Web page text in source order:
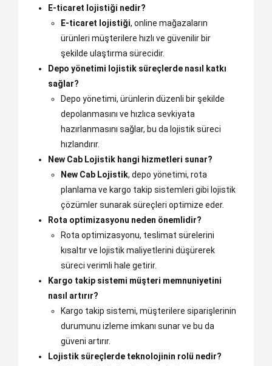
E-ticaret lojistiği nedir?
E-ticaret lojistiği, online mağazaların
ürünleri müşterilere hızlı ve güvenilir bir
şekilde ulaştırma sürecidir.
Depo yönetimi lojistik süreçlerde nasıl katkı
sağlar?
Depo yönetimi, ürünlerin düzenli bir şekilde
depolanmasını ve hızlıca sevkiyata
hazırlanmasını sağlar, bu da lojistik süreci
hızlandırır.
New Cab Lojistik hangi hizmetleri sunar?
New Cab Lojistik, depo yönetimi, rota
planlama ve kargo takip sistemleri gibi lojistik
çözümler sunarak süreçleri optimize eder.
Rota optimizasyonu neden önemlidir?
Rota optimizasyonu, teslimat sürelerini
kısaltır ve lojistik maliyetlerini düşürerek
süreci verimli hale getirir.
Kargo takip sistemi müşteri memnuniyetini
nasıl artırır?
Kargo takip sistemi, müşterilere siparişlerinin
durumunu izleme imkanı sunar ve bu da
güveni artırır.
Lojistik süreçlerde teknolojinin rolü nedir?